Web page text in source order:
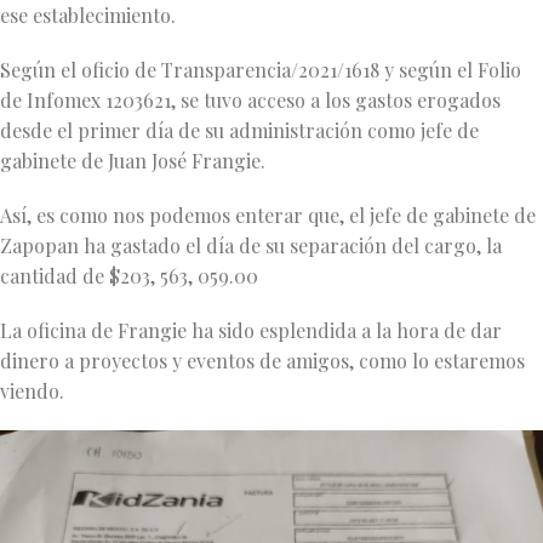
ese establecimiento.
Según el oficio de Transparencia/2021/1618 y según el Folio
de Infomex 1203621, se tuvo acceso a los gastos erogados
desde el primer día de su administración como jefe de
gabinete de Juan José Frangie.
Así, es como nos podemos enterar que, el jefe de gabinete de
Zapopan ha gastado el día de su separación del cargo, la
cantidad de $203, 563, 059.00
La oficina de Frangie ha sido esplendida a la hora de dar
dinero a proyectos y eventos de amigos, como lo estaremos
viendo.